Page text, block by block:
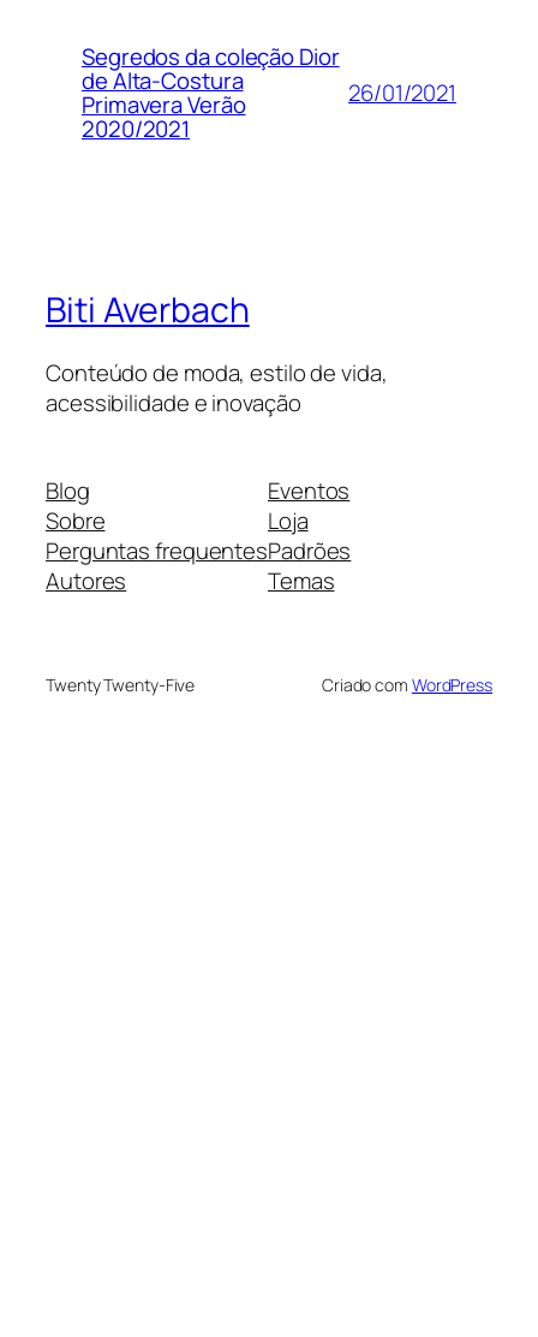
Segredos da coleção Dior
de Alta-Costura
Primavera Verão
2020/2021
26/01/2021
Biti Averbach
Conteúdo de moda, estilo de vida,
acessibilidade e inovação
Blog
Sobre
Perguntas frequentes
Autores
Eventos
Loja
Padrões
Temas
Twenty Twenty-Five Criado com WordPress